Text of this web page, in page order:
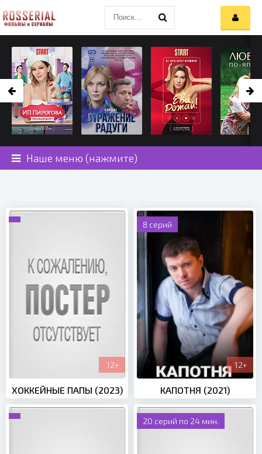
Наше меню (нажмите)
12+
ХОККЕЙНЫЕ ПАПЫ (2023)
8 серий
12+
КАПОТНЯ (2021)
20 серий по 24 мин.